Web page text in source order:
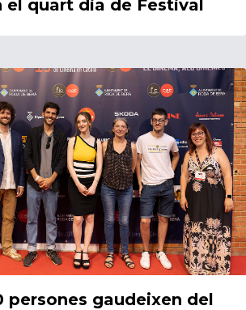
el quart dia de Festival
persones gaudeixen del